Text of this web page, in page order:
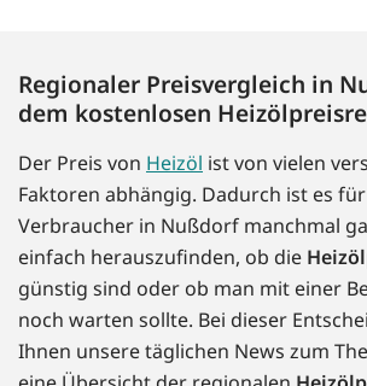
Regionaler Preisvergleich in
dem kostenlosen
Der Preis von Heizöl ist von vielen
Faktoren abhängig. Dadurch ist es
Verbraucher in Nußdorf manchmal
einfach herauszufinden, ob die
günstig sind oder ob man mit einer
noch warten sollte. Bei dieser
Ihnen unsere täglichen News zum